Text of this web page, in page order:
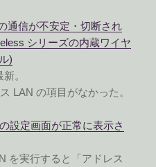
通信が不安定・切断され
シリーズの内蔵ワイヤ
)
。
LAN の項目がなかった。
設定画面が正常に表示さ
を実行すると「アドレス